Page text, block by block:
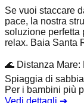
Se vuoi staccare
pace, la nostra
soluzione perfetta
relax. Baia Santa
🌊 Distanza Mare:
Spiaggia di
Per i bambini più
Vedi dettagli ➔